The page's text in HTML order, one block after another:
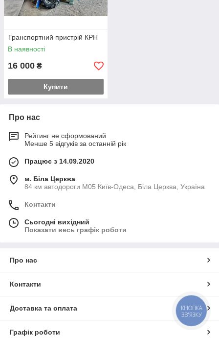
Транспортний пристрій КРН
В наявності
16 000 ₴
Купити
Про нас
Рейтинг не сформований
Менше 5 відгуків за останній рік
Працює з 14.09.2020
м. Біла Церква
84 км автодороги М05 Київ-Одеса, Біла Церква, Україна
Контакти
Сьогодні вихідний
Показати весь графік роботи
Про нас
Контакти
Доставка та оплата
Графік роботи
КНОПКА
ЗВ'ЯЗКУ